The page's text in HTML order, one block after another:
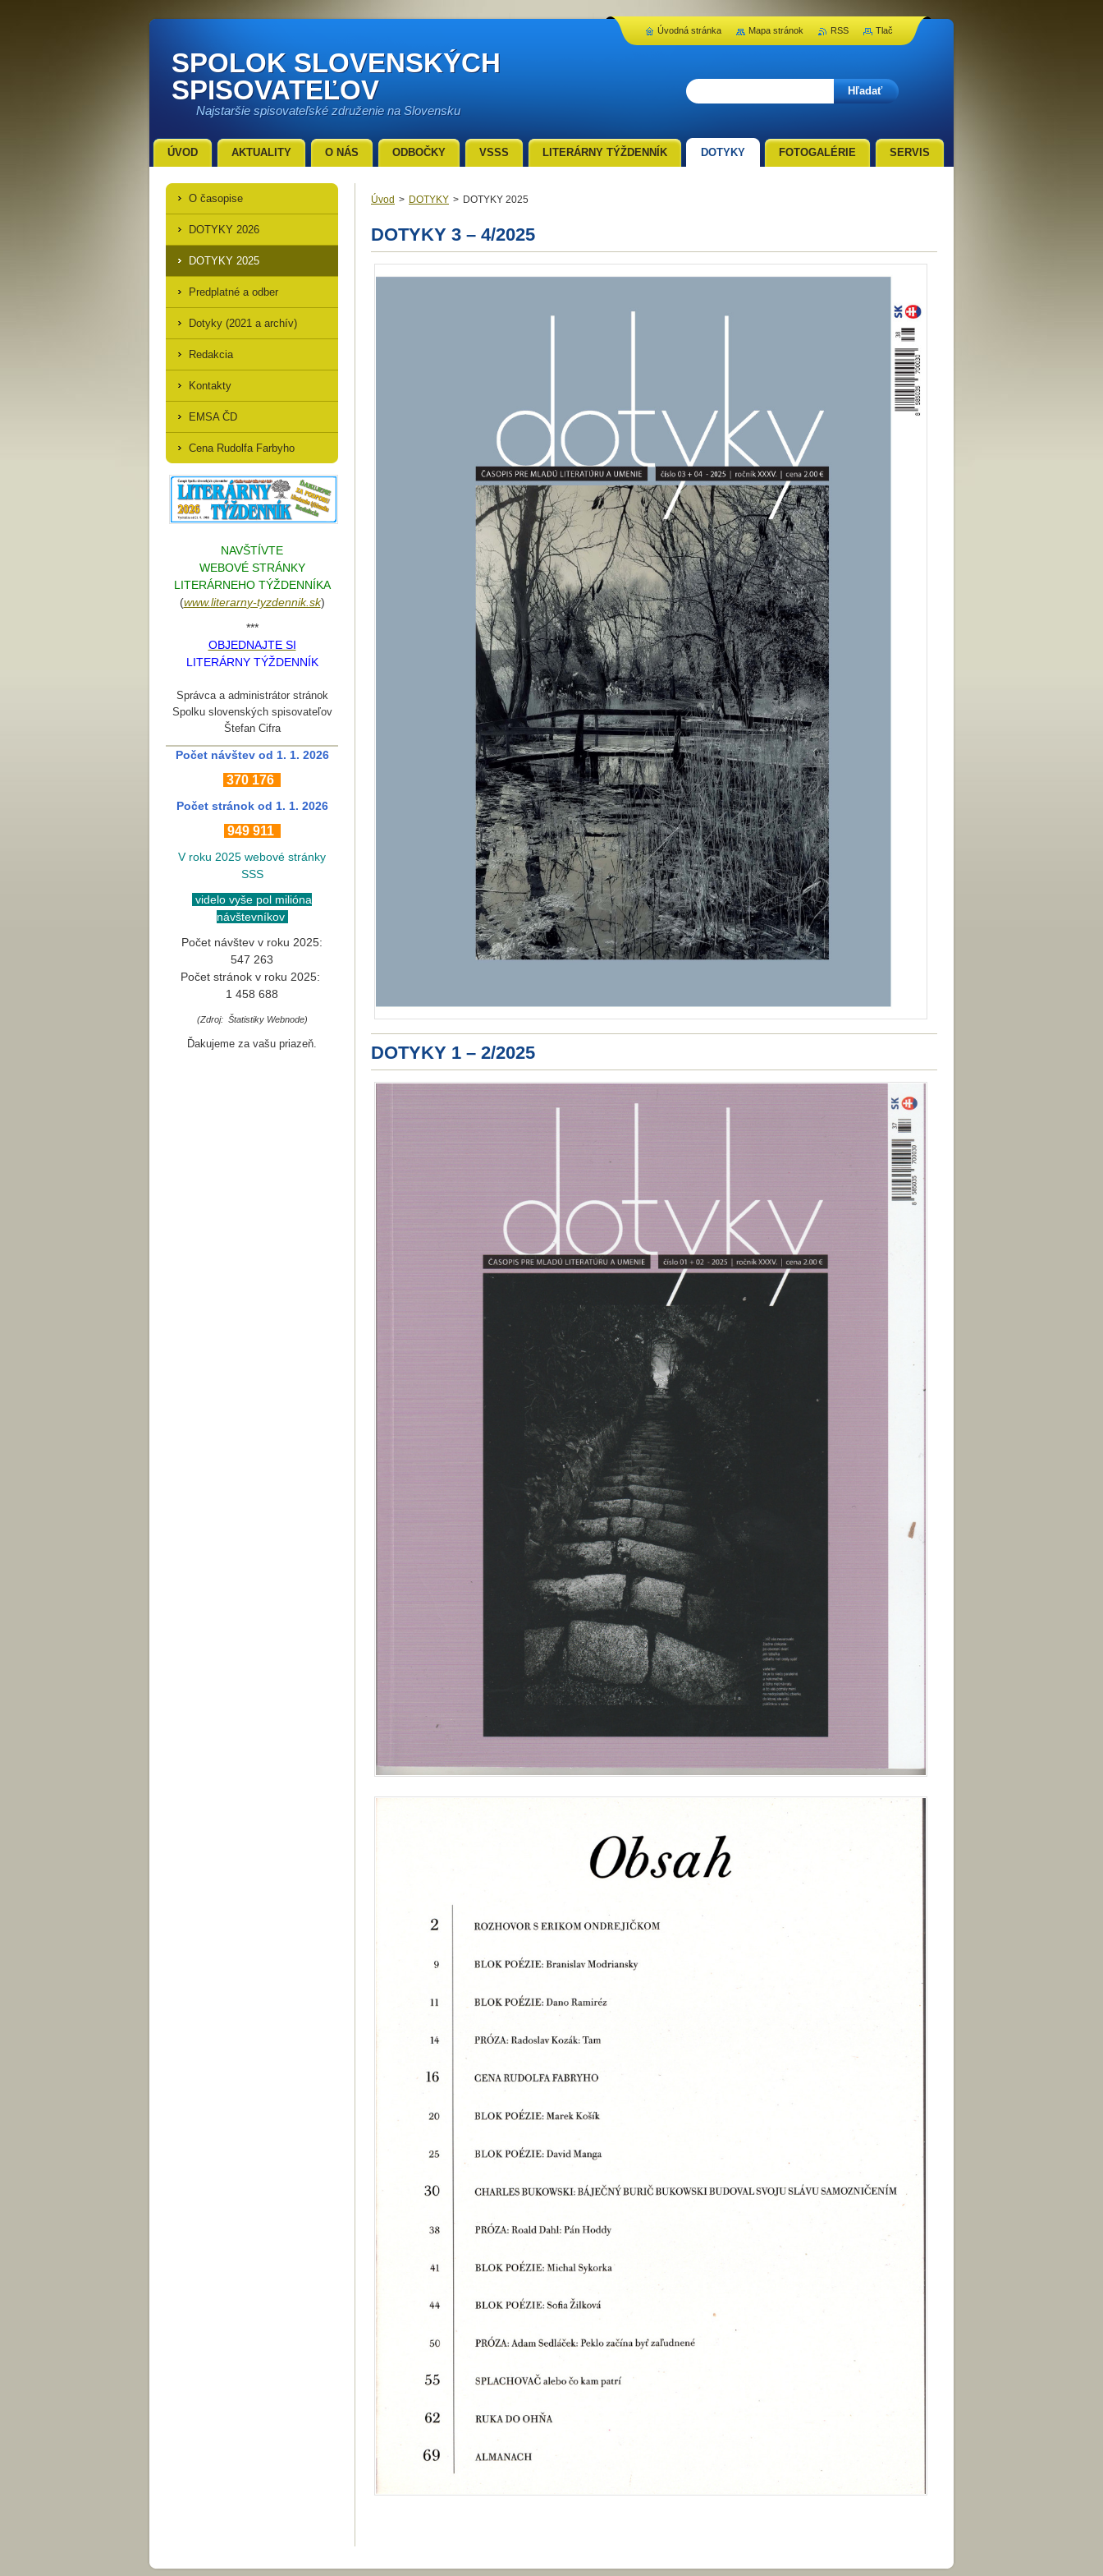
SPOLOK SLOVENSKÝCH
SPISOVATEĽOV
Najstaršie spisovateľské združenie na Slovensku
Úvod > DOTYKY > DOTYKY 2025
DOTYKY 3 – 4/2025
DOTYKY 1 – 2/2025
O časopise
DOTYKY 2026
DOTYKY 2025
Predplatné a odber
Dotyky (2021 a archív)
Redakcia
Kontakty
EMSA ČD
Cena Rudolfa Farbyho
NAVŠTÍVTE
WEBOVÉ STRÁNKY
LITERÁRNEHO TÝŽDENNÍKA
(www.literarny-tyzdennik.sk)
***
OBJEDNAJTE SI
LITERÁRNY TÝŽDENNÍK
Správca a administrátor stránok
Spolku slovenských spisovateľov
Štefan Cifra
Počet návštev od 1. 1. 2026
370 176
Počet stránok od 1. 1. 2026
949 911
V roku 2025 webové stránky
SSS
videlo vyše pol milióna
návštevníkov
Počet návštev v roku 2025:
547 263
Počet stránok v roku 2025:
1 458 688
(Zdroj: Štatistiky Webnode)
Ďakujeme za vašu priazeň.
ÚVOD AKTUALITY O NÁS ODBOČKY VSSS LITERÁRNY TÝŽDENNÍK DOTYKY FOTOGALÉRIE SERVIS
Úvodná stránka Mapa stránok RSS Tlač